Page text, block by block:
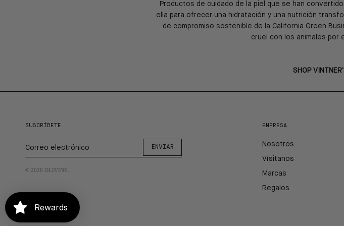
Productos de cuidado de la piel que se han
ella para ofrecer una hidratación y una nutrición
de compromiso sostenible de la California Green
cruel con los animales por
SHOP
SUSCRÍBETE
ENVIAR
© 2026 OLIVINE
EMPRESA
Nosotros
Vísitanos
Marcas
Regalos
Rewards